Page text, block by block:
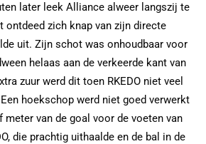
later leek Alliance alweer langszij te
ontdeed zich knap van zijn directe
uit. Zijn schot was onhoudbaar voor
helaas aan de verkeerde kant van
zuur werd dit toen RKEDO niet veel
hoekschop werd niet goed verwerkt
meter van de goal voor de voeten van
die prachtig uithaalde en de bal in de